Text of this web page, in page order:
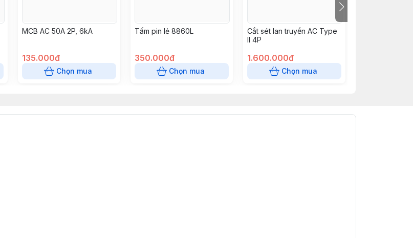
MCB AC 50A 2P, 6kA
135.000đ
Chọn mua
Tấm pin lẻ 8860L
350.000đ
Chọn mua
Cắt sét lan truyền AC Type
II 4P
1.600.000đ
Chọn mua